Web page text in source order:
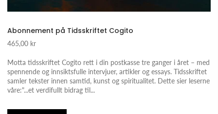
Abonnement på Tidsskriftet Cogito
465,00 kr
Motta tidsskriftet Cogito rett i din postkasse tre ganger i året – med
spennende og innsiktsfulle intervjuer, artikler og essays. Tidsskriftet
samler tekster innen samtid, kunst og spiritualitet. Dette sier leserne
våre:"...et verdifullt bidrag til...